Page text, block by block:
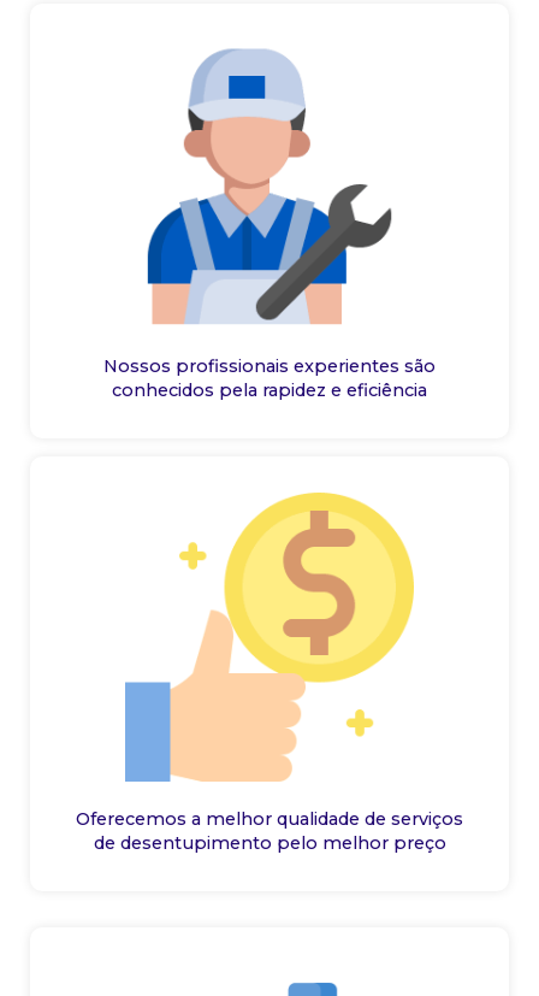
Nossos profissionais experientes são
conhecidos pela rapidez e eficiência
Oferecemos a melhor qualidade de serviços
de desentupimento pelo melhor preço